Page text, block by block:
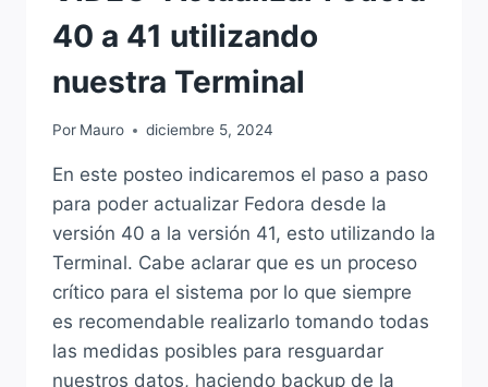
40 a 41 utilizando
nuestra Terminal
Por Mauro diciembre 5, 2024
En este posteo indicaremos el paso a paso
para poder actualizar Fedora desde la
versión 40 a la versión 41, esto utilizando la
Terminal. Cabe aclarar que es un proceso
crítico para el sistema por lo que siempre
es recomendable realizarlo tomando todas
las medidas posibles para resguardar
nuestros datos, haciendo backup de la